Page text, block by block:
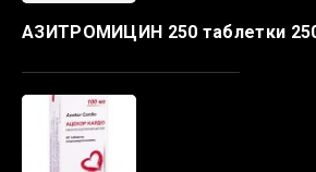
АЗИТРОМИЦИН 250 таблетки